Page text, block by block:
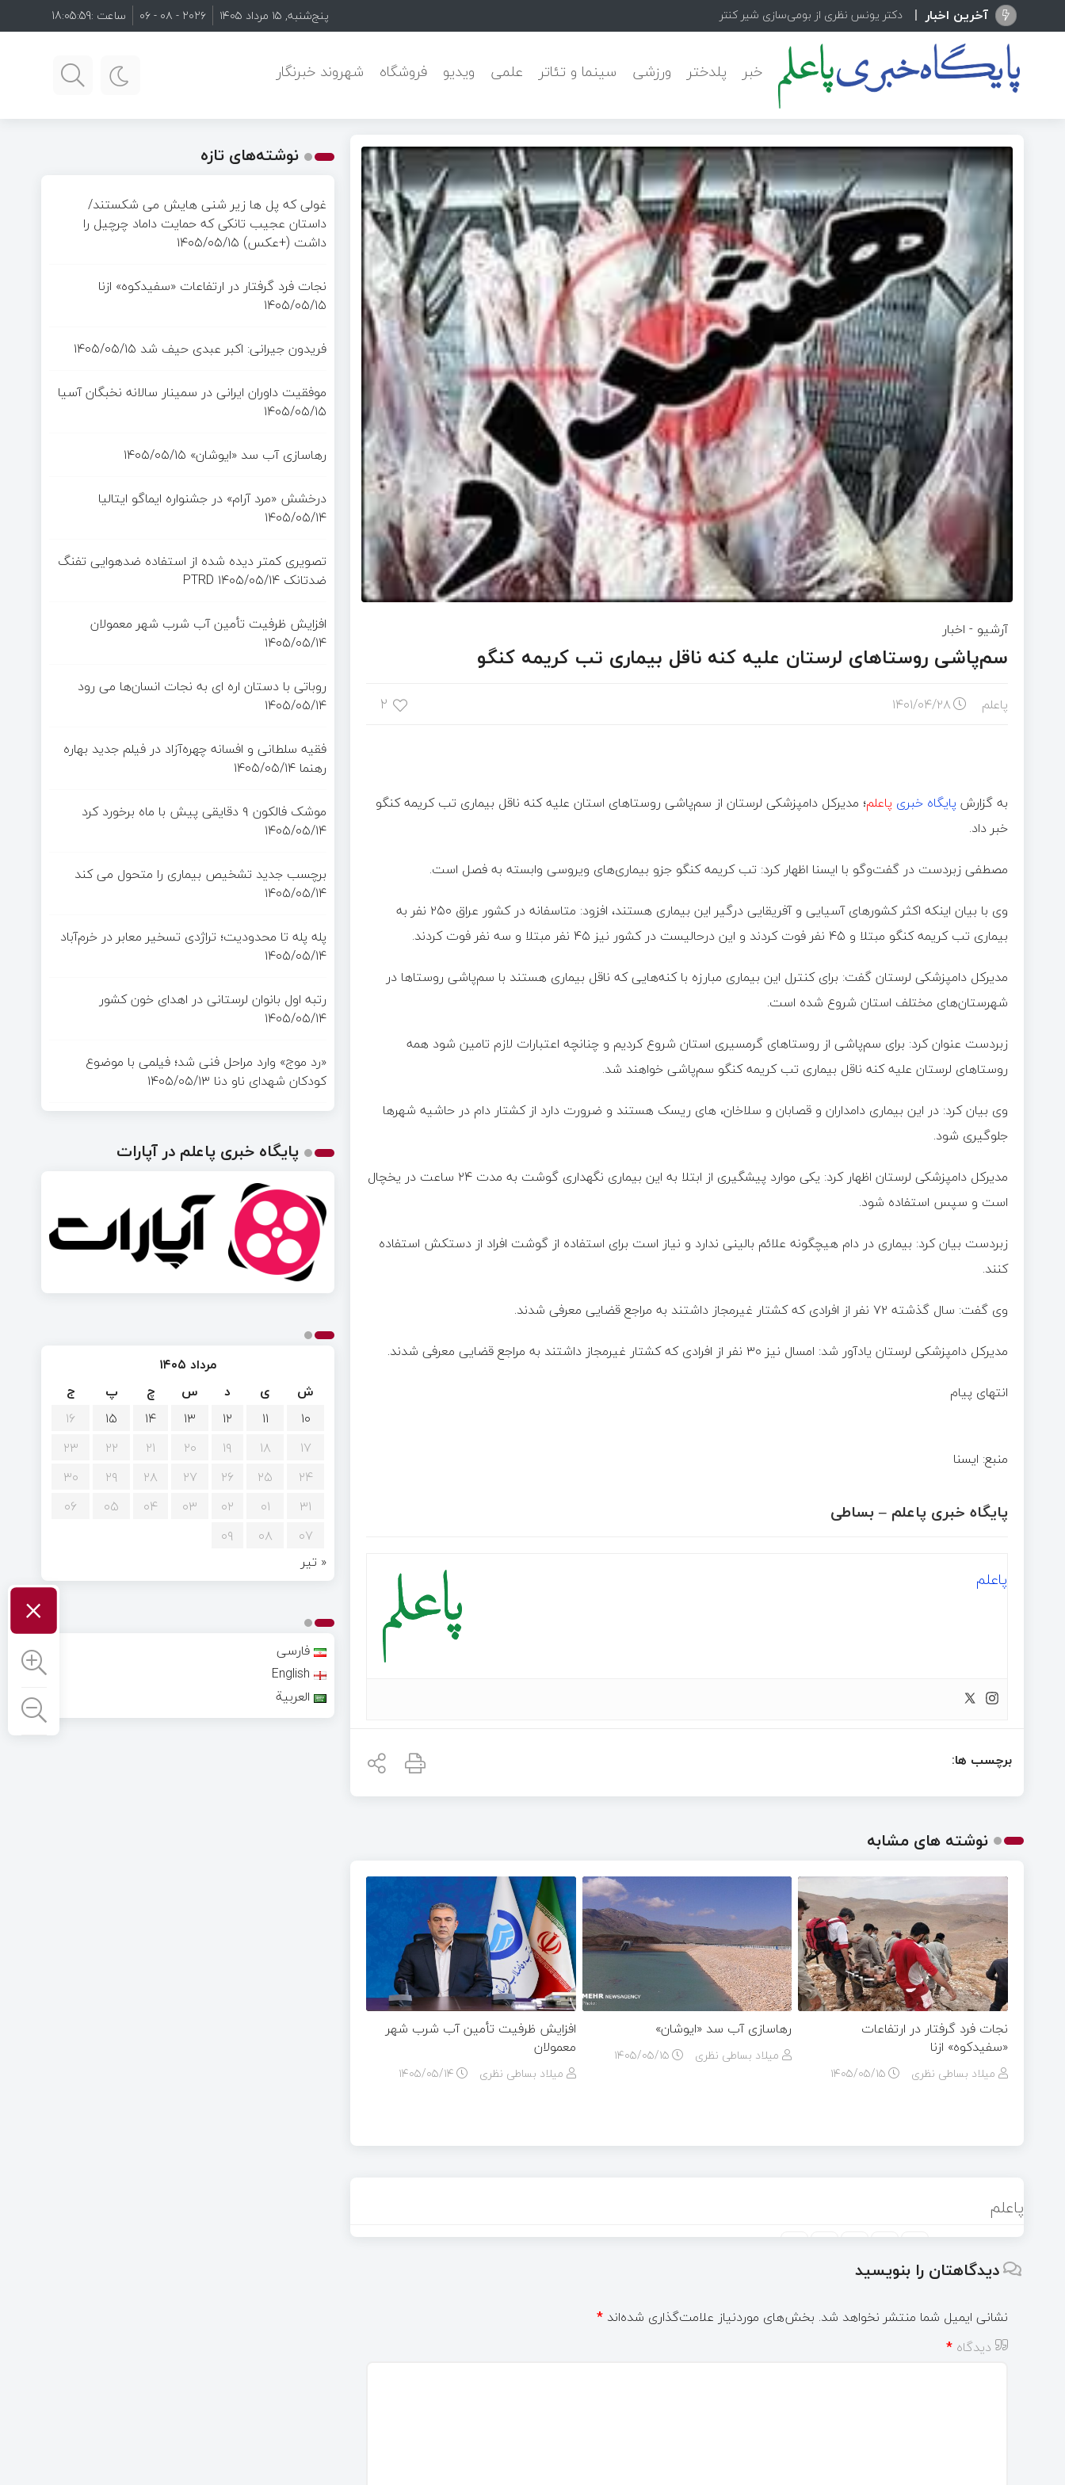
آخرین اخبار دکتر یونس نظری از بومی‌سازی شیر کنترلی پیشرفته پنج‌شنبه, ۱۵ مرداد ۱۴۰۵ ۲۰۲۶ - ۰۸ - ۰۶ ساعت :18:06:01
خبر پلدختر ورزشی سینما و تئاتر علمی ویدیو فروشگاه شهروند خبرنگار
آرشیو - اخبار
سم‌پاشی روستاهای لرستان علیه کنه ناقل بیماری تب کریمه کنگو
پاعلم ۱۴۰۱/۰۴/۲۸ ۲
به گزارش پایگاه خبری پاعلم؛ مدیرکل دامپزشکی لرستان از سم‌پاشی روستاهای استان علیه کنه ناقل بیماری تب کریمه کنگو
خبر داد.
مصطفی زبردست در گفت‌وگو با ایسنا اظهار کرد: تب کریمه کنگو جزو بیماری‌های ویروسی وابسته به فصل است.
وی با بیان اینکه اکثر کشورهای آسیایی و آفریقایی درگیر این بیماری هستند، افزود: متاسفانه در کشور عراق ۲۵۰ نفر به
بیماری تب کریمه کنگو مبتلا و ۴۵ نفر فوت کردند و این درحالیست در کشور نیز ۴۵ نفر مبتلا و سه نفر فوت کردند.
مدیرکل دامپزشکی لرستان گفت: برای کنترل این بیماری مبارزه با کنه‌هایی که ناقل بیماری هستند با سم‌پاشی روستاها در
شهرستان‌های مختلف استان شروع شده است.
زبردست عنوان کرد: برای سم‌پاشی از روستاهای گرمسیری استان شروع کردیم و چنانچه اعتبارات لازم تامین شود همه
روستاهای لرستان علیه کنه ناقل بیماری تب کریمه کنگو سم‌پاشی خواهند شد.
وی بیان کرد: در این بیماری دامداران و قصابان و سلاخان، های ریسک هستند و ضرورت دارد از کشتار دام در حاشیه شهرها
جلوگیری شود.
مدیرکل دامپزشکی لرستان اظهار کرد: یکی موارد پیشگیری از ابتلا به این بیماری نگهداری گوشت به مدت ۲۴ ساعت در یخچال
است و سپس استفاده شود.
زبردست بیان کرد: بیماری در دام هیچگونه علائم بالینی ندارد و نیاز است برای استفاده از گوشت افراد از دستکش استفاده
کنند.
وی گفت: سال گذشته ۷۲ نفر از افرادی که کشتار غیرمجاز داشتند به مراجع قضایی معرفی شدند.
مدیرکل دامپزشکی لرستان یادآور شد: امسال نیز ۳۰ نفر از افرادی که کشتار غیرمجاز داشتند به مراجع قضایی معرفی شدند.
انتهای پیام
منبع: ا‌یسنا
پایگاه خبری پاعلم – بساطی
پاعلم
برچسب ها:
نوشته های مشابه
نجات فرد گرفتار در ارتفاعات
«سفیدکوه» ازنا
میلاد بساطی نظری ۱۴۰۵/۰۵/۱۵
رهاسازی آب سد «ایوشان»
میلاد بساطی نظری ۱۴۰۵/۰۵/۱۵
افزایش ظرفیت تأمین آب شرب شهر
معمولان
میلاد بساطی نظری ۱۴۰۵/۰۵/۱۴
پاعلم
دیدگاهتان را بنویسید
نشانی ایمیل شما منتشر نخواهد شد. بخش‌های موردنیاز علامت‌گذاری شده‌اند *
دیدگاه *
نوشته‌های تازه
غولی که پل ها زیر شنی هایش می شکستند/
داستان عجیب تانکی که حمایت داماد چرچیل را
داشت (+عکس) ۱۴۰۵/۰۵/۱۵
نجات فرد گرفتار در ارتفاعات «سفیدکوه» ازنا
۱۴۰۵/۰۵/۱۵
فریدون جیرانی: اکبر عبدی حیف شد ۱۴۰۵/۰۵/۱۵
موفقیت داوران ایرانی در سمینار سالانه نخبگان آسیا
۱۴۰۵/۰۵/۱۵
رهاسازی آب سد «ایوشان» ۱۴۰۵/۰۵/۱۵
درخشش «مرد آرام» در جشنواره ایماگو ایتالیا
۱۴۰۵/۰۵/۱۴
تصویری کمتر دیده شده از استفاده ضدهوایی تفنگ
ضدتانک PTRD ۱۴۰۵/۰۵/۱۴
افزایش ظرفیت تأمین آب شرب شهر معمولان
۱۴۰۵/۰۵/۱۴
روباتی با دستان اره ای به نجات انسان‌ها می رود
۱۴۰۵/۰۵/۱۴
فقیه سلطانی و افسانه چهره‌آزاد در فیلم جدید بهاره
رهنما ۱۴۰۵/۰۵/۱۴
موشک فالکون ۹ دقایقی پیش با ماه برخورد کرد
۱۴۰۵/۰۵/۱۴
برچسب جدید تشخیص بیماری را متحول می کند
۱۴۰۵/۰۵/۱۴
پله پله تا محدودیت؛ تراژدی تسخیر معابر در خرم‌آباد
۱۴۰۵/۰۵/۱۴
رتبه اول بانوان لرستانی در اهدای خون کشور
۱۴۰۵/۰۵/۱۴
«رد موج» وارد مراحل فنی شد؛ فیلمی با موضوع
کودکان شهدای ناو دنا ۱۴۰۵/۰۵/۱۳
پایگاه خبری پاعلم در آپارات
مرداد ۱۴۰۵
ش
ی د س چ پ
ج
۱۰
۱۱ ۱۲ ۱۳ ۱۴ ۱۵
۱۶
۱۷
۱۸ ۱۹ ۲۰ ۲۱ ۲۲
۲۳
۲۴
۲۵ ۲۶ ۲۷ ۲۸ ۲۹
۳۰
۳۱
۰۱ ۰۲ ۰۳ ۰۴ ۰۵
۰۶
۰۷
۰۸
۰۹
« تیر
فارسی
English
العربية
×